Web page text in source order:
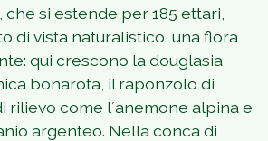
che si estende per 185 ettari,
di vista naturalistico, una flora
qui crescono la douglasia
bonarota, il raponzolo di
rilievo come l´anemone alpina e
argenteo. Nella conca di